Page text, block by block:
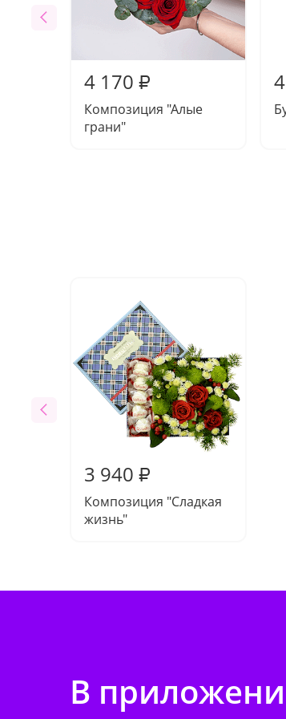
4 170 ₽
Композиция "Алые
грани"
3 940 ₽
Композиция "Сладкая
жизнь"
В